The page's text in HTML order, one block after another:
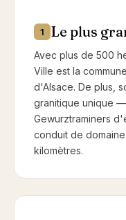
1 Le plus
Avec plus de 500
Ville est la
d'Alsace. De plus,
granitique unique
Gewurztraminers
conduit de
kilomètres.